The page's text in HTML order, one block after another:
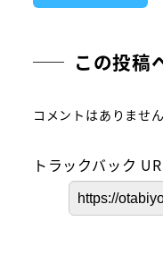
この投稿
コメントはありません
トラックバック